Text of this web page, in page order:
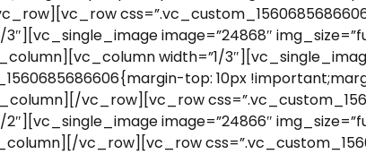
image=”24868″
width=”1/
top: 10px
vc_row][vc_row
image=”24866″
vc_row][vc_row